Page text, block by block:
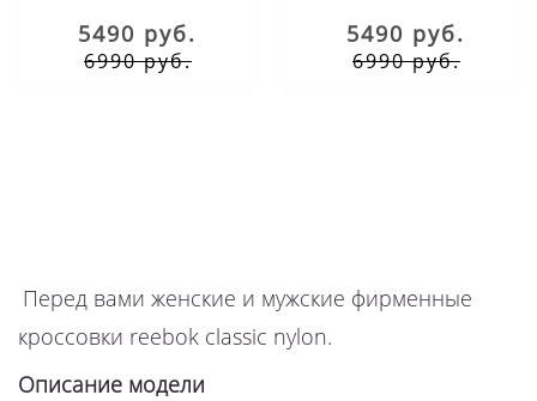
5490 руб.
6990 руб.
5490 руб.
6990 руб.
Перед вами женские и мужские фирменные
кроссовки reebok classic nylon.
Описание модели